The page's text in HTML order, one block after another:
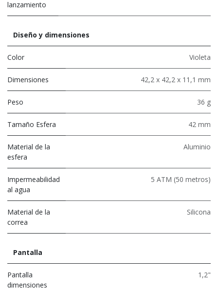
lanzamiento
Diseño y dimensiones
Color Violeta
Dimensiones 42,2 x 42,2 x 11,1 mm
Peso 36 g
Tamaño Esfera 42 mm
Material de la
esfera
Aluminio
Impermeabilidad
al agua
5 ATM (50 metros)
Material de la
correa
Silicona
Pantalla
Pantalla
dimensiones
1,2"